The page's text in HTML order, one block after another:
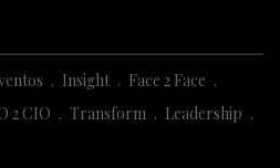
Insight
Face 2 Face
2 CIO Transform
Leadership